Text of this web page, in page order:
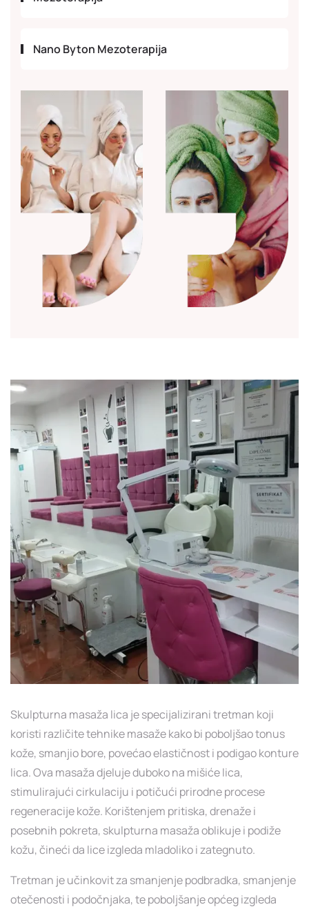
Nano Byton Mezoterapija
Skulpturna masaža lica je specijalizirani tretman koji
koristi različite tehnike masaže kako bi poboljšao tonus
kože, smanjio bore, povećao elastičnost i podigao konture
lica. Ova masaža djeluje duboko na mišiće lica,
stimulirajući cirkulaciju i potičući prirodne procese
regeneracije kože. Korištenjem pritiska, drenaže i
posebnih pokreta, skulpturna masaža oblikuje i podiže
kožu, čineći da lice izgleda mladoliko i zategnuto.
Tretman je učinkovit za smanjenje podbradka, smanjenje
otečenosti i podočnjaka, te poboljšanje općeg izgleda